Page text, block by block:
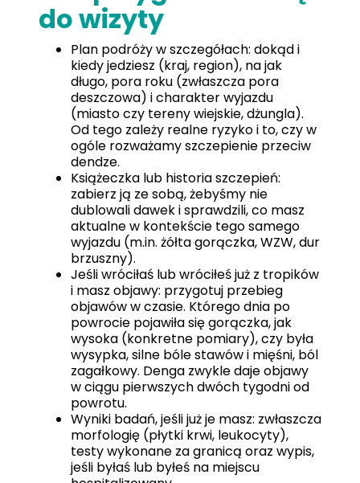
do wizyty
Plan podróży w szczegółach: dokąd i
kiedy jedziesz (kraj, region), na jak
długo, pora roku (zwłaszcza pora
deszczowa) i charakter wyjazdu
(miasto czy tereny wiejskie, dżungla).
Od tego zależy realne ryzyko i to, czy w
ogóle rozważamy szczepienie przeciw
dendze.
Książeczka lub historia szczepień:
zabierz ją ze sobą, żebyśmy nie
dublowali dawek i sprawdzili, co masz
aktualne w kontekście tego samego
wyjazdu (m.in. żółta gorączka, WZW, dur
brzuszny).
Jeśli wróciłaś lub wróciłeś już z tropików
i masz objawy: przygotuj przebieg
objawów w czasie. Którego dnia po
powrocie pojawiła się gorączka, jak
wysoka (konkretne pomiary), czy była
wysypka, silne bóle stawów i mięśni, ból
zagałkowy. Denga zwykle daje objawy
w ciągu pierwszych dwóch tygodni od
powrotu.
Wyniki badań, jeśli już je masz: zwłaszcza
morfologię (płytki krwi, leukocyty),
testy wykonane za granicą oraz wypis,
jeśli byłaś lub byłeś na miejscu